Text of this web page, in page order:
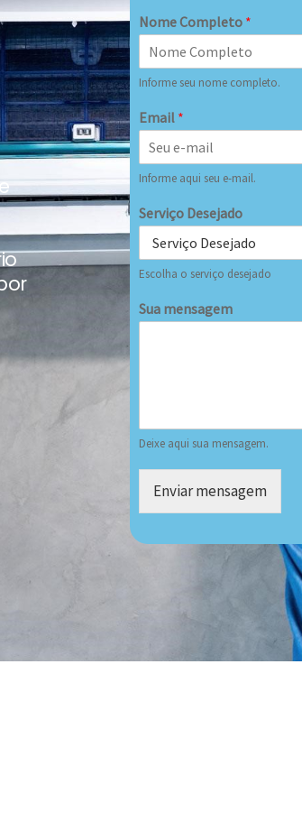
Nome Completo *
Informe seu nome completo.
Email *
Informe aqui seu e-mail.
Serviço Desejado
Escolha o serviço desejado
Sua mensagem
Deixe aqui sua mensagem.
Enviar mensagem